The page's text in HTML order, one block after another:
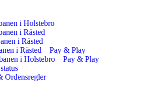
i Holstebro
i Råsted
i Råsted
i Råsted – Pay & Play
i Holstebro – Pay & Play
Ordensregler